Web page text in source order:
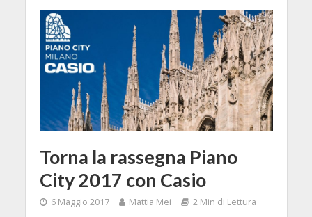
Torna la rassegna Piano
City 2017 con Casio
6 Maggio 2017 Mattia Mei 2 Min di Lettura